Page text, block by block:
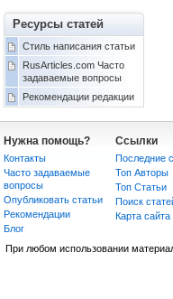
Ресурсы статей
Стиль написания статьи
RusArticles.com Часто
задаваемые вопросы
Рекомендации редакции
Нужна помощь?
Контакты
Часто задаваемые
вопросы
Опубликовать статьи
Рекомендации
Блог
Ссылки
Последние
Топ Авторы
Топ Статьи
Поиск
Карта сайта
При любом использовании